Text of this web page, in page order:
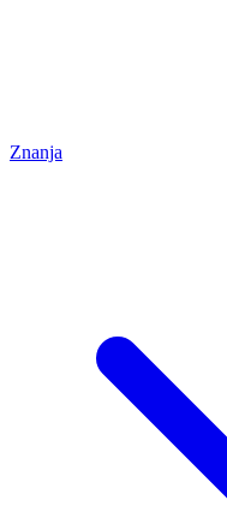
Znanja